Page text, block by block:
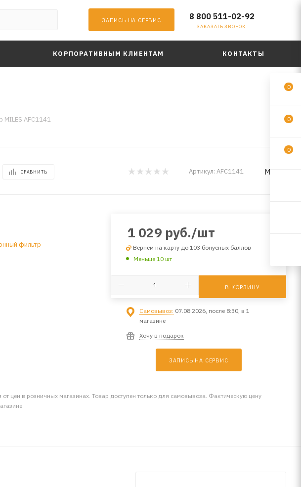
ЗАПИСЬ НА СЕРВИС 8 800 511-02-92
ЗАКАЗАТЬ ЗВОНОК
КОРПОРАТИВНЫМ КЛИЕНТАМ КОНТАКТЫ
MILES AFC1141
СРАВНИТЬ Артикул: AFC1141 MILES
фильтр
1 029 руб./шт
Вернем на карту до 103 бонусных баллов
Меньше 10 шт
В КОРЗИНУ
Самовывоз: 07.08.2026, после 8:30, в 1
магазине
Хочу в подарок
ЗАПИСЬ НА СЕРВИС
от цен в розничных магазинах. Товар доступен только для самовывоза. Фактическую цену
0
0
0